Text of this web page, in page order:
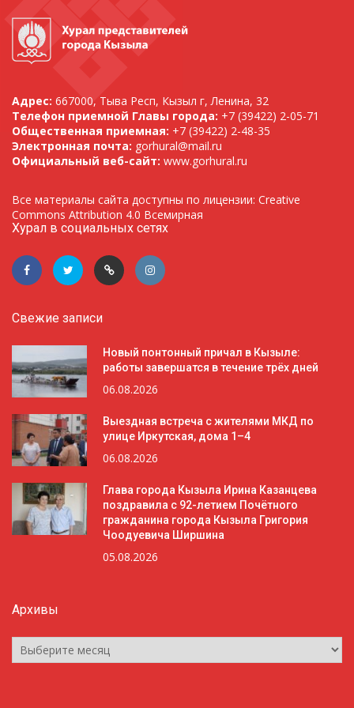
Адрес: 667000, Тыва Респ, Кызыл г, Ленина, 32
Телефон приемной Главы города: +7 (39422) 2-05-71
Общественная приемная: +7 (39422) 2-48-35
Электронная почта: gorhural@mail.ru
Официальный веб-сайт: www.gorhural.ru
Все материалы сайта доступны по лицензии: Creative
Commons Attribution 4.0 Всемирная
Хурал в социальных сетях
Свежие записи
Новый понтонный причал в Кызыле:
работы завершатся в течение трёх дней
06.08.2026
Выездная встреча с жителями МКД по
улице Иркутская, дома 1–4
06.08.2026
Глава города Кызыла Ирина Казанцева
поздравила с 92-летием Почётного
гражданина города Кызыла Григория
Чоодуевича Ширшина
05.08.2026
Архивы
Архивы